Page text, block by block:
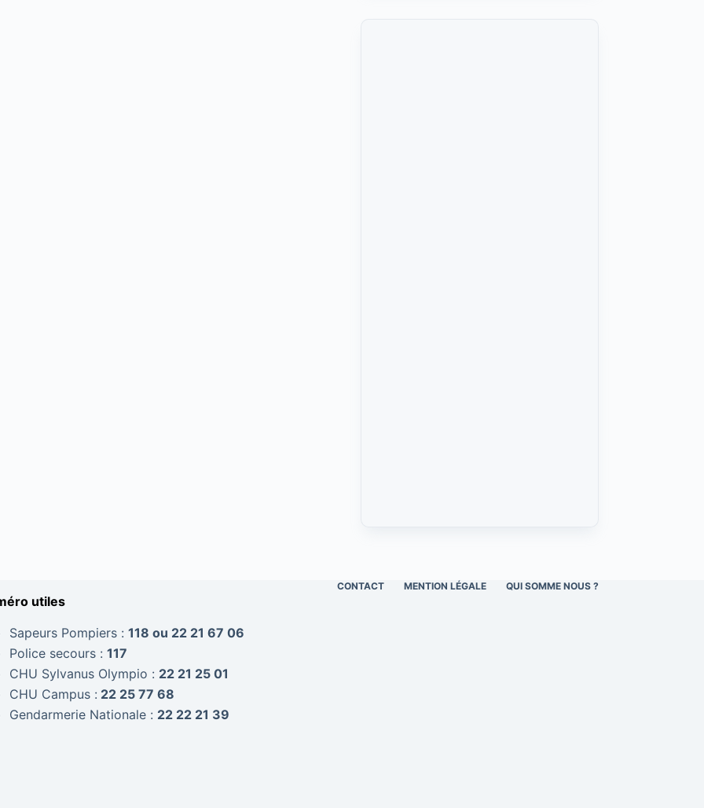
CONTACT MENTION LÉGALE QUI SOMME NOUS ?
utiles
Sapeurs Pompiers : 118 ou 22 21 67 06
Police secours : 117
CHU Sylvanus Olympio : 22 21 25 01
CHU Campus : 22 25 77 68
Gendarmerie Nationale : 22 22 21 39